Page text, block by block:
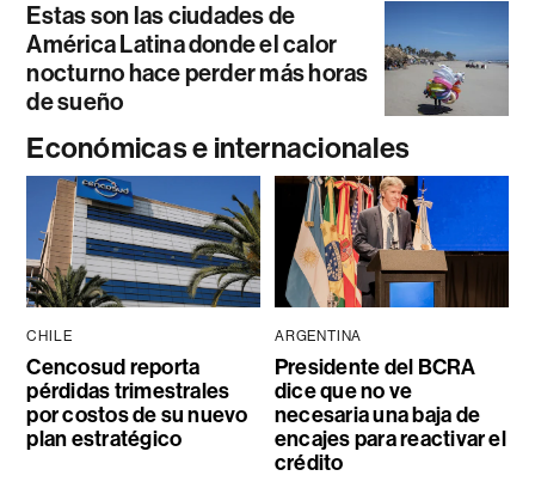
Estas son las ciudades de
América Latina donde el calor
nocturno hace perder más horas
de sueño
Económicas e internacionales
CHILE
Cencosud reporta
pérdidas trimestrales
por costos de su nuevo
plan estratégico
ARGENTINA
Presidente del BCRA
dice que no ve
necesaria una baja de
encajes para reactivar el
crédito